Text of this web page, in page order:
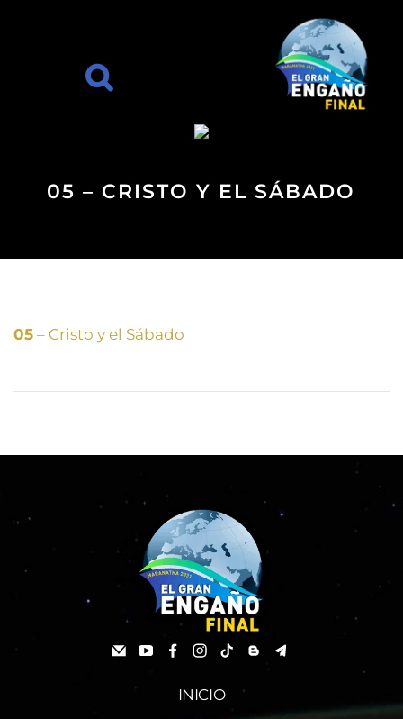
05 – CRISTO Y EL SÁBADO
05 – Cristo y el Sábado
INICIO